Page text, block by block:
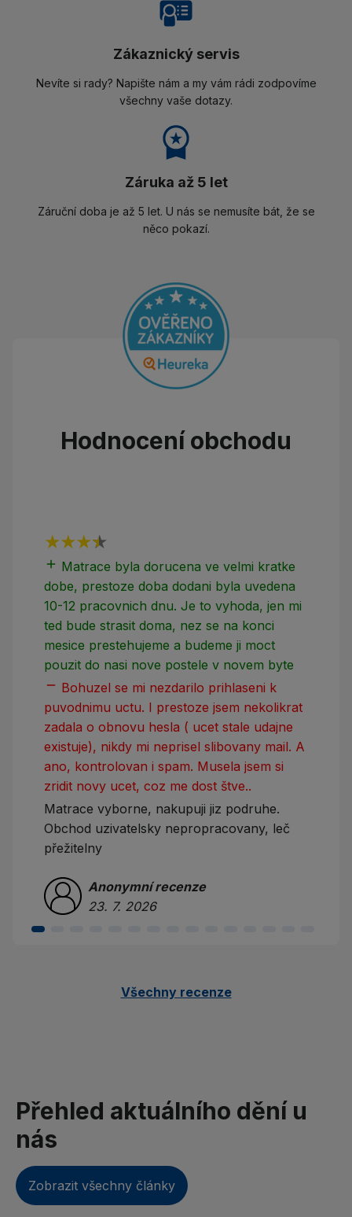
Zákaznický servis
Nevíte si rady? Napište nám a my vám rádi zodpovíme
všechny vaše dotazy.
Záruka až 5 let
Záruční doba je až 5 let. U nás se nemusíte bát, že se
něco pokazí.
Hodnocení obchodu
add Matrace byla dorucena ve velmi kratke
dobe, prestoze doba dodani byla uvedena
10-12 pracovnich dnu. Je to vyhoda, jen mi
ted bude strasit doma, nez se na konci
mesice prestehujeme a budeme ji moct
pouzit do nasi nove postele v novem byte
remove Bohuzel se mi nezdarilo prihlaseni k
puvodnimu uctu. I prestoze jsem nekolikrat
zadala o obnovu hesla ( ucet stale udajne
existuje), nikdy mi neprisel slibovany mail. A
ano, kontrolovan i spam. Musela jsem si
zridit novy ucet, coz me dost štve..
Matrace vyborne, nakupuji jiz podruhe.
Obchod uzivatelsky nepropracovany, leč
přežitelny
Anonymní recenze
23. 7. 2026
Všechny recenze
Přehled aktuálního dění u
nás
Zobrazit všechny články